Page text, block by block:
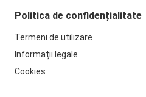
Politica de confidențialitate
Termeni de utilizare
Informații legale
Cookies